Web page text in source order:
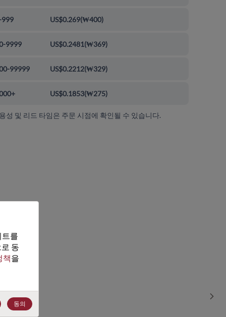
999 US$0.269(₩400)
9999 US$0.2481(₩369)
99999 US$0.2212(₩329)
US$0.1853(₩275)
성 및 리드 타임은 주문 시점에 확인될 수 있습니다.
트를
동
책을
동의